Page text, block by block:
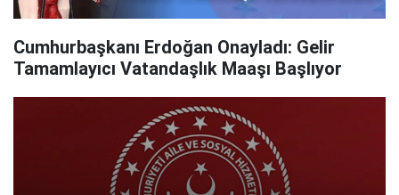
Cumhurbaşkanı Erdoğan Onayladı: Gelir
Tamamlayıcı Vatandaşlık Maaşı Başlıyor